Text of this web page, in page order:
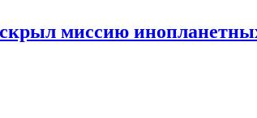
миссию